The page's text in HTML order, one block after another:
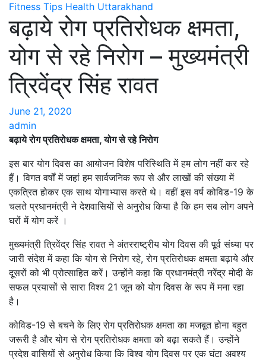
Fitness Tips Health Uttarakhand
बढ़ाये रोग प्रतिरोधक क्षमता,
योग से रहे निरोग – मुख्यमंत्री
त्रिवेंद्र सिंह रावत
June 21, 2020
admin
बढ़ाये रोग प्रतिरोधक क्षमता, योग से रहे निरोग
इस बार योग दिवस का आयोजन विशेष परिस्थिति में हम लोग नहीं कर रहे
हैं। विगत वर्षों में जहां हम सार्वजनिक रूप से और लाखों की संख्या में
एकत्रित होकर एक साथ योगाभ्यास करते थे। वहीं इस वर्ष कोविड-19 के
चलते प्रधानमंत्री ने देशवासियों से अनुरोध किया है कि हम सब लोग अपने
घरों में योग करें ।
मुख्यमंत्री त्रिवेंद्र सिंह रावत ने अंतरराष्ट्रीय योग दिवस की पूर्व संध्या पर
जारी संदेश में कहा कि योग से निरोग रहे, रोग प्रतिरोधक क्षमता बढ़ाये और
दूसरों को भी प्रोत्साहित करें। उन्होंने कहा कि प्रधानमंत्री नरेंद्र मोदी के
सफल प्रयासों से सारा विश्व 21 जून को योग दिवस के रूप में मना रहा
है।
कोविड-19 से बचने के लिए रोग प्रतिरोधक क्षमता का मजबूत होना बहुत
जरूरी है और योग से रोग प्रतिरोधक क्षमता को बढ़ा सकते हैं। उन्होंने
प्रदेश वासियों से अनुरोध किया कि विश्व योग दिवस पर एक घंटा अवश्य